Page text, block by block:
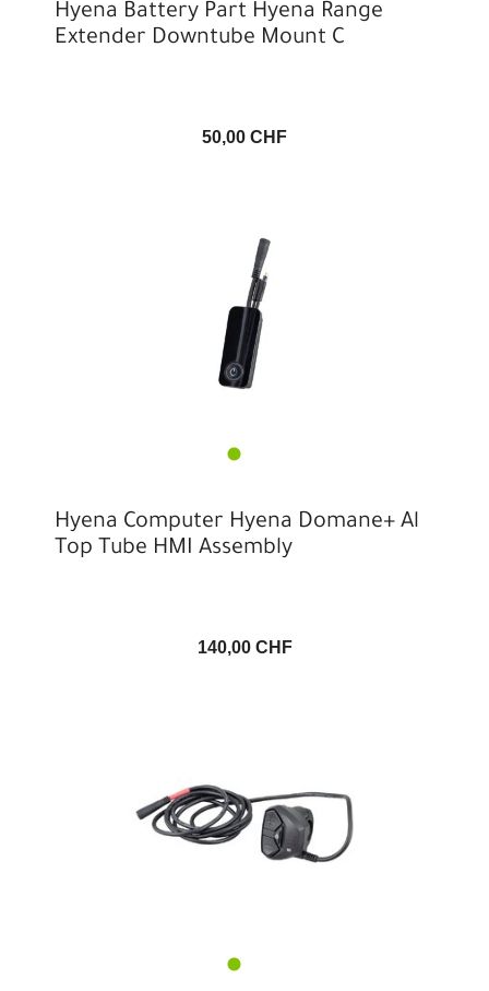
Hyena Battery Part Hyena Range
Extender Downtube Mount C
50,00 CHF
Hyena Computer Hyena Domane+ Al
Top Tube HMI Assembly
140,00 CHF